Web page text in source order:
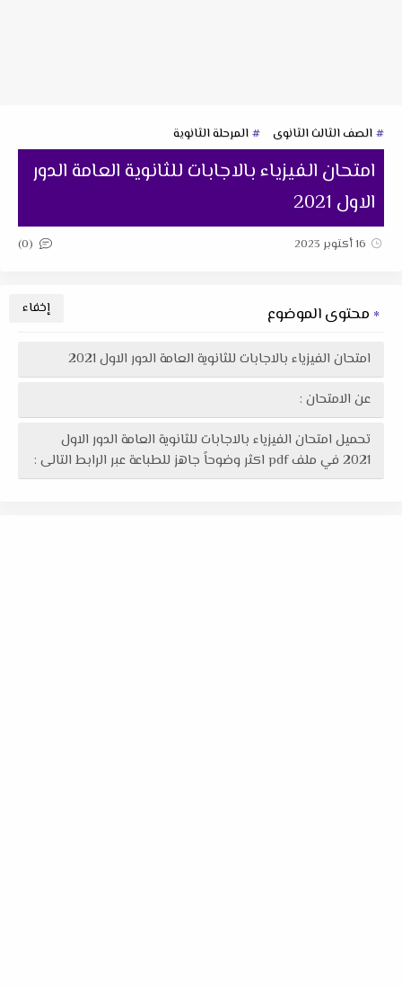
الصف الثالث الثانوى المرحلة الثانوية
امتحان الفيزياء بالاجابات للثانوية العامة الدور
الاول 2021
16 أكتوبر 2023 (0)
محتوى الموضوع
امتحان الفيزياء بالاجابات للثانوية العامة الدور الاول 2021
عن الامتحان :
تحميل امتحان الفيزياء بالاجابات للثانوية العامة الدور الاول
2021 في ملف pdf اكثر وضوحاً جاهز للطباعة عبر الرابط التالى :